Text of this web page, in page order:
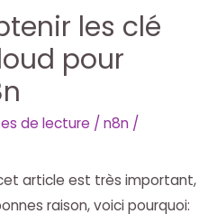
les clé
pour
de lecture / n8n /
article est très important,
raison, voici pourquoi: